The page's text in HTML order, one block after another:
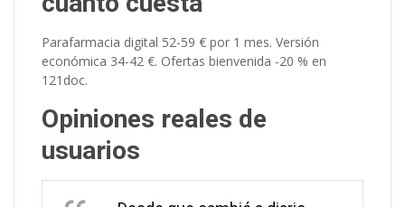
Parafarmacia digital 52-59 € por 1 mes. Versión
económica 34-42 €. Ofertas bienvenida -20 % en
121doc.
Opiniones reales de
usuarios